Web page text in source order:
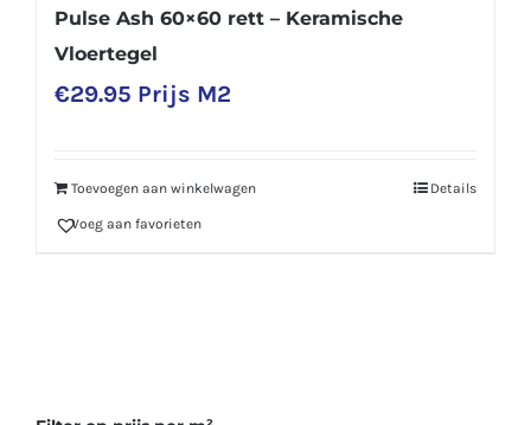
Pulse Ash 60×60 rett – Keramische
Vloertegel
€29.95 Prijs M2
Toevoegen aan winkelwagen Details
Voeg aan favorieten